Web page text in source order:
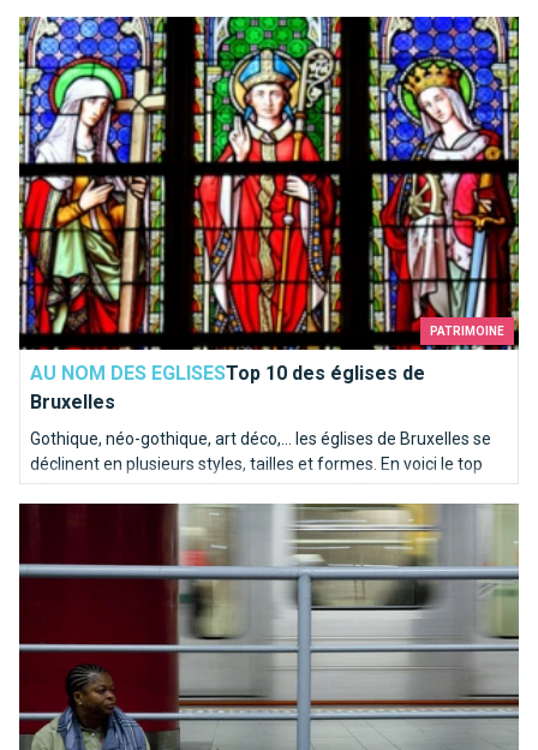
PATRIMOINE
AU NOM DES EGLISESTop 10 des églises de
Bruxelles
Gothique, néo-gothique, art déco,... les églises de Bruxelles se
déclinent en plusieurs styles, tailles et formes. En voici le top
10, totalement subjectif, de la rédaction de BrusselsLife.be
Top 10 des églises de Bruxelles
20 raisons d'aimer le métro